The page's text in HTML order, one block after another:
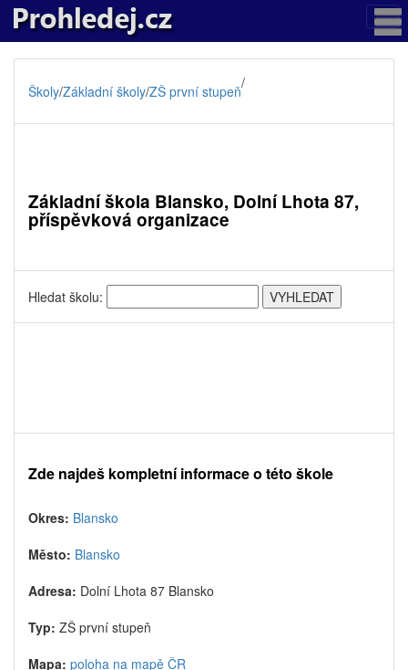
Školy/Základní školy/ZŠ první stupeň/
Základní škola Blansko, Dolní Lhota 87,
příspěvková organizace
Hledat školu:
Zde najdeš kompletní informace o této škole
Okres: Blansko
Město: Blansko
Adresa: Dolní Lhota 87 Blansko
Typ: ZŠ první stupeň
Mapa: poloha na mapě ČR